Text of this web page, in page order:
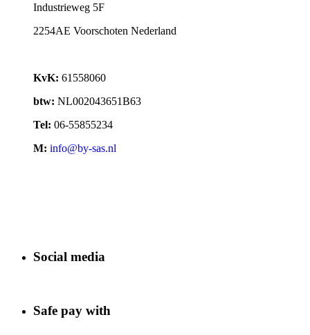
Industrieweg 5F
2254AE Voorschoten Nederland
KvK: 61558060
btw: NL002043651B63
Tel: 06-55855234
M: info@by-sas.nl
Social media
Safe pay with